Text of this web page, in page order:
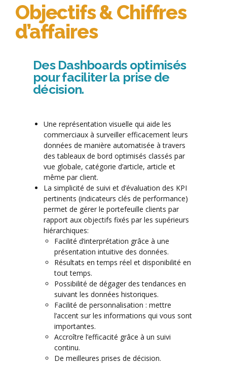
Objectifs & Chiffres
d’affaires
Des Dashboards optimisés
pour faciliter la prise de
décision.
Une représentation visuelle qui aide les
commerciaux à surveiller efficacement leurs
données de manière automatisée à travers
des tableaux de bord optimisés classés par
vue globale, catégorie d’article, article et
même par client.
La simplicité de suivi et d’évaluation des KPI
pertinents (indicateurs clés de performance)
permet de gérer le portefeuille clients par
rapport aux objectifs fixés par les supérieurs
hiérarchiques:
Facilité d’interprétation grâce à une
présentation intuitive des données.
Résultats en temps réel et disponibilité en
tout temps.
Possibilité de dégager des tendances en
suivant les données historiques.
Facilité de personnalisation : mettre
l’accent sur les informations qui vous sont
importantes.
Accroître l’efficacité grâce à un suivi
continu.
De meilleures prises de décision.